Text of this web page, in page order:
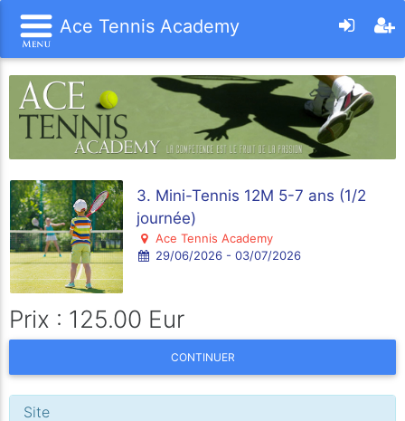
Ace Tennis Academy
3. Mini-Tennis 12M 5-7 ans (1/2
journée)
Ace Tennis Academy
29/06/2026 - 03/07/2026
Prix : 125.00 Eur
CONTINUER
Site